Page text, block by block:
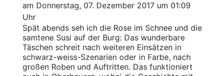
am Donnerstag, 07. Dezember 2017 um 01:09
Uhr
Spät abends seh ich die Rose im Schnee und die
samtene Susi auf der Burg: Das wunderbare
Täschen schreit nach weiteren Einsätzen in
schwarz-weiss-Szenarien oder in Farbe, nach
großen Roben und Auftritten. Das funktioniert